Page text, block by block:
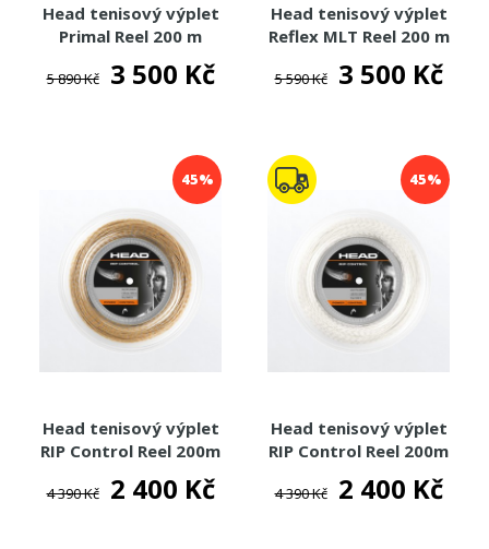
Head tenisový výplet
Primal Reel 200 m
5 890 Kč 3 500 Kč
Head tenisový výplet
Reflex MLT Reel 200 m
5 590 Kč 3 500 Kč
45%
Head tenisový výplet
RIP Control Reel 200m
4 390 Kč 2 400 Kč
45%
Head tenisový výplet
RIP Control Reel 200m
4 390 Kč 2 400 Kč